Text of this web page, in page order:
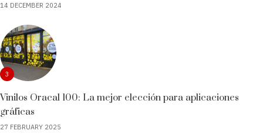
14 DECEMBER 2024
3
Vinilos Oracal 100: La mejor elección para aplicaciones
gráficas
27 FEBRUARY 2025